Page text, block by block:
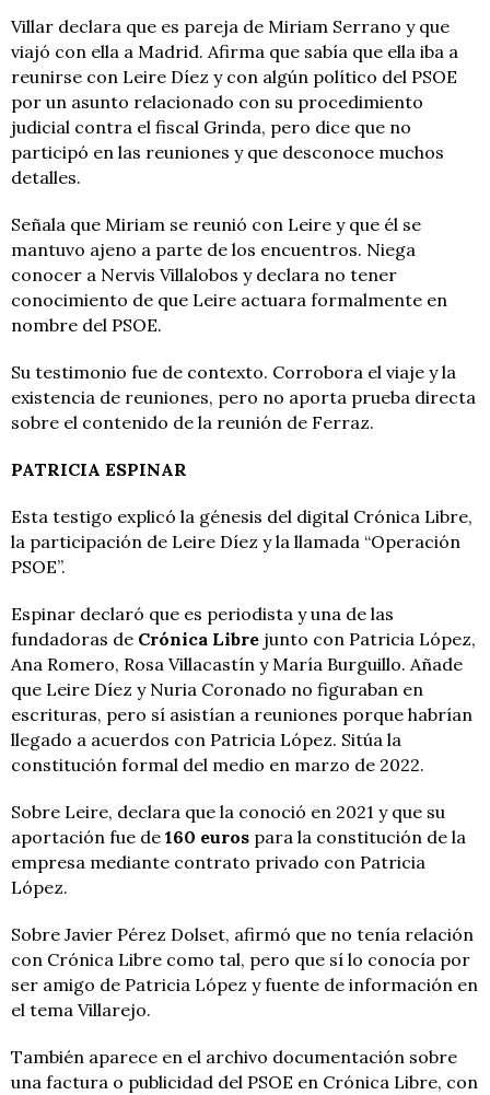
Villar declara que es pareja de Miriam Serrano y que
viajó con ella a Madrid. Afirma que sabía que ella iba a
reunirse con Leire Díez y con algún político del PSOE
por un asunto relacionado con su procedimiento
judicial contra el fiscal Grinda, pero dice que no
participó en las reuniones y que desconoce muchos
detalles.
Señala que Miriam se reunió con Leire y que él se
mantuvo ajeno a parte de los encuentros. Niega
conocer a Nervis Villalobos y declara no tener
conocimiento de que Leire actuara formalmente en
nombre del PSOE.
Su testimonio fue de contexto. Corrobora el viaje y la
existencia de reuniones, pero no aporta prueba directa
sobre el contenido de la reunión de Ferraz.
PATRICIA ESPINAR
Esta testigo explicó la génesis del digital Crónica Libre,
la participación de Leire Díez y la llamada “Operación
PSOE”.
Espinar declaró que es periodista y una de las
fundadoras de Crónica Libre junto con Patricia López,
Ana Romero, Rosa Villacastín y María Burguillo. Añade
que Leire Díez y Nuria Coronado no figuraban en
escrituras, pero sí asistían a reuniones porque habrían
llegado a acuerdos con Patricia López. Sitúa la
constitución formal del medio en marzo de 2022.
Sobre Leire, declara que la conoció en 2021 y que su
aportación fue de 160 euros para la constitución de la
empresa mediante contrato privado con Patricia
López.
Sobre Javier Pérez Dolset, afirmó que no tenía relación
con Crónica Libre como tal, pero que sí lo conocía por
ser amigo de Patricia López y fuente de información en
el tema Villarejo.
También aparece en el archivo documentación sobre
una factura o publicidad del PSOE en Crónica Libre, con